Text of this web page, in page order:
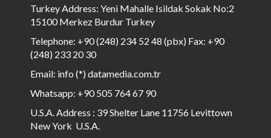
Turkey Address: Yeni Mahalle Isildak Sokak No:2
15100 Merkez Burdur Turkey
Telephone: +90 (248) 234 52 48 (pbx) Fax: +90
(248) 233 20 30
Email: info (*) datamedia.com.tr
Whatsapp: +90 505 764 67 90
U.S.A. Address : 39 Shelter Lane 11756 Levittown
New York U.S.A.